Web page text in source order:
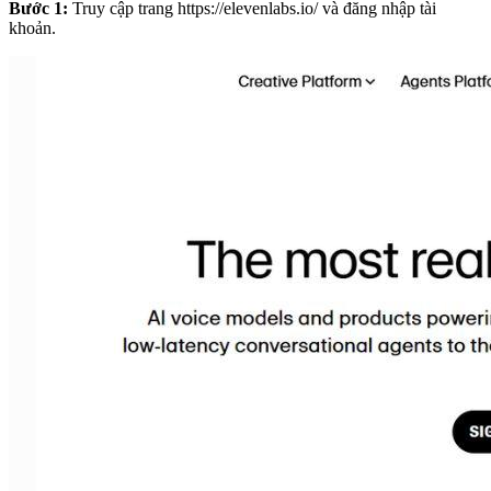
Bước 1: Truy cập trang https://elevenlabs.io/ và đăng nhập tài
khoản.